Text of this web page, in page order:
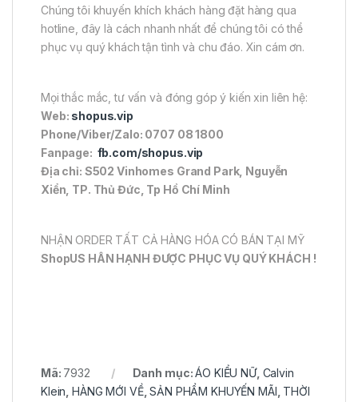
Chúng tôi khuyến khích khách hàng đặt hàng qua
hotline, đây là cách nhanh nhất để chúng tôi có thể
phục vụ quý khách tận tình và chu đáo. Xin cám ơn.
Mọi thắc mắc, tư vấn và đóng góp ý kiến xin liên hệ:
Web: shopus.vip
Phone/Viber/Zalo: 0707 08 1800
Fanpage: fb.com/shopus.vip
Địa chỉ: S502 Vinhomes Grand Park, Nguyễn
Xiển, TP. Thủ Đức, Tp Hồ Chí Minh
NHẬN ORDER TẤT CẢ HÀNG HÓA CÓ BÁN TẠI MỸ
ShopUS HÂN HẠNH ĐƯỢC PHỤC VỤ QUÝ KHÁCH !
Mã: 7932 Danh mục:ÁO KIỂU NỮ, Calvin
Klein ,HÀNG MỚI VỀ,SẢN PHẨM KHUYẾN MÃI THỜI